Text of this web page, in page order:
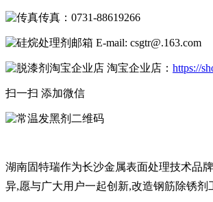
传真：0731-88619266
E-mail: csgtr@.163.com
淘宝企业店： https://
扫一扫 添加微信
湖南固特瑞作为长沙金属表面处理技术品
异,愿与广大用户一起创新,改造钢筋除锈剂